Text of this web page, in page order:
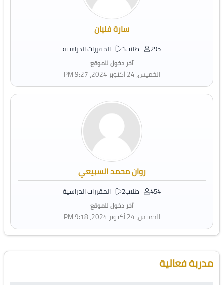
سارة فليان
295 طلاب 1 المقررات الدراسية
آخر دخول للموقع
الخميس، 24 أكتوبر 2024، 9:27 PM
روان محمد السبيعي
454 طلاب 2 المقررات الدراسية
آخر دخول للموقع
الخميس، 24 أكتوبر 2024، 9:18 PM
تجاوز [Cocoon] Course Instructor
مدربة فعالية